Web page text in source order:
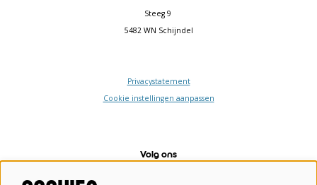
Steeg 9
5482 WN Schijndel
Privacystatement
Cookie instellingen aanpassen
Volg ons